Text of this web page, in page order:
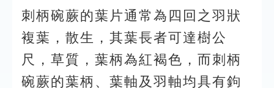
刺柄碗蕨的葉片通常為四回之羽狀
複葉，散生，其葉長者可達樹公
尺，草質，葉柄為紅褐色，而刺柄
碗蕨的葉柄、葉軸及羽軸均具有鉤